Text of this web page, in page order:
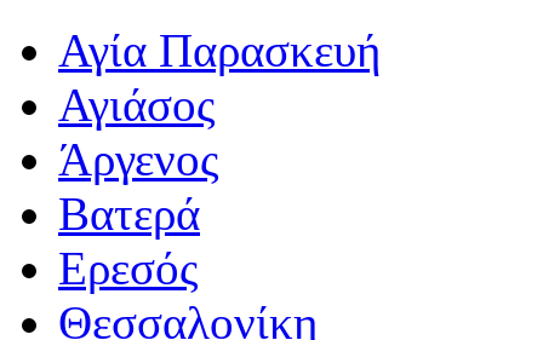
Αγία Παρασκευή
Αγιάσος
Άργενος
Βατερά
Ερεσός
Θεσσαλονίκη